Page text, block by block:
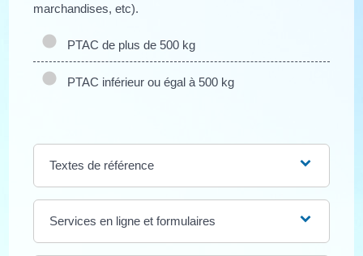
marchandises, etc).
PTAC de plus de 500 kg
PTAC inférieur ou égal à 500 kg
Textes de référence
Services en ligne et formulaires